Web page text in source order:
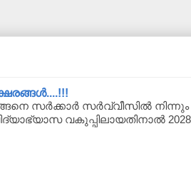
സർക്കാർ സർവ്വീസിൽ നിന്നും
വകുപ്പിലായതിനാൽ 2028